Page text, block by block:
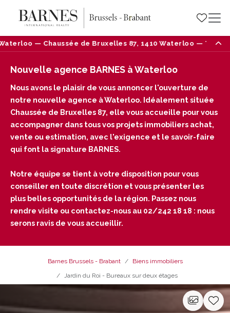
87, 1410 Waterloo — Tél : 02/242 18 18
Nouvelle agence BARNES à Waterloo
Nous avons le plaisir de vous annoncer l'ouverture de
notre nouvelle agence à Waterloo. Idéalement située
Chaussée de Bruxelles 87, elle vous accueille pour vous
accompagner dans tous vos projets immobiliers achat,
vente ou estimation, avec l'exigence et le savoir-faire
qui font la signature BARNES.
Notre équipe se tient à votre disposition pour vous
conseiller en toute discrétion et vous présenter les
plus belles opportunités de la région. Passez nous
rendre visite ou contactez-nous au 02/242 18 18 : nous
serons ravis de vous accueillir.
Barnes Brussels - Brabant
Biens immobiliers
Jardin du Roi - Bureaux sur deux étages